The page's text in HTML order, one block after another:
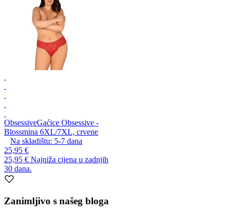
ObsessiveGaćice Obsessive -
Blossmina 6XL/7XL, crvene
Na skladištu: 5-7 dana
25,95 €
25,95 € Najniža cijena u zadnjih
30 dana.
Zanimljivo s našeg bloga